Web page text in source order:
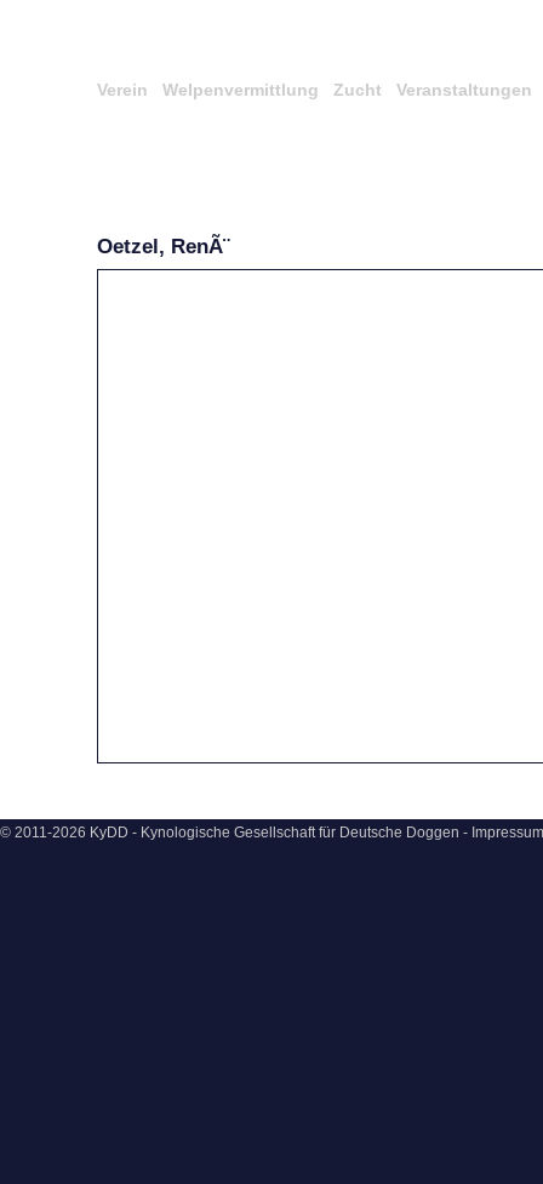
Verein Welpenvermittlung Zucht Veranstaltungen
Oetzel, RenÃ¨
© 2011-2026 KyDD - Kynologische Gesellschaft für Deutsche Doggen - Impressum